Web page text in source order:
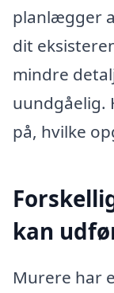
planlægger
dit
mindre
uundgåelig.
på, hvilke
kan
Murere har